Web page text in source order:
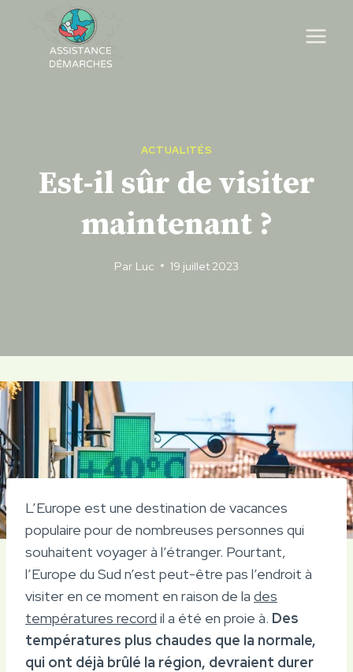
content
ACTUALITÉS
Est-il sûr de visiter
maintenant ?
Par Luc 19 juillet 2023
L’Europe est une destination de vacances
populaire pour de nombreuses personnes qui
souhaitent voyager à l’étranger. Pourtant,
l’Europe du Sud n’est peut-être pas l’endroit à
visiter en ce moment en raison de la des
températures record il a été en proie à. Des
températures plus chaudes que la normale,
qui ont déjà brûlé la région, devraient durer